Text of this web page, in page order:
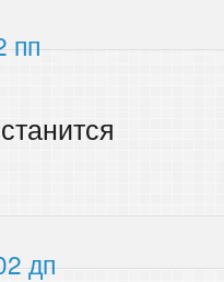
пп
дп